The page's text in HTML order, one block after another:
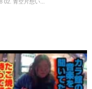
02. 青空片想い...